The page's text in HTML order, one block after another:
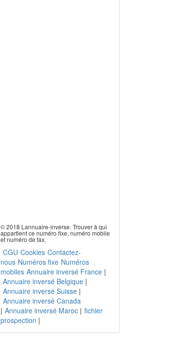
© 2018 Lannuaire-inverse. Trouver à qui
appartient ce numéro fixe, numéro mobile
et numéro de fax.
CGU Cookies Contactez-
nous Numéros fixe Numéros
mobiles Annuaire inversé France|
Annuaire inversé Belgique|
Annuaire inversé Suisse|
Annuaire inversé Canada
| Annuaire inversé Maroc| fichier
prospection |